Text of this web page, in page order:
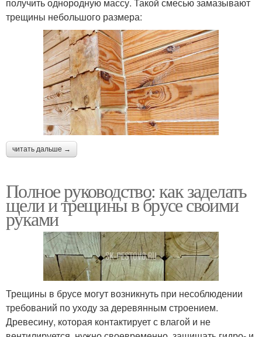
получить однородную массу. Такой смесью замазывают
трещины небольшого размера:
читать дальше →
Полное руководство: как заделать
щели и трещины в брусе своими
руками
Трещины в брусе могут возникнуть при несоблюдении
требований по уходу за деревянным строением.
Древесину, которая контактирует с влагой и не